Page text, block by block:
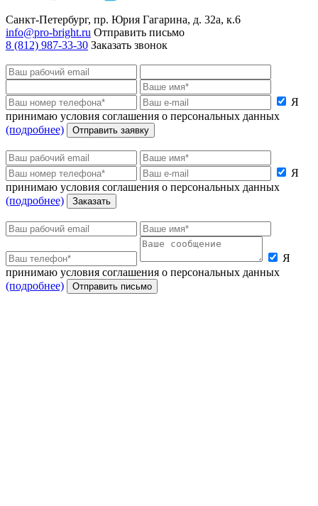
Санкт-Петербург, пр. Юрия Гагарина, д. 32а, к.6
info@pro-bright.ru Отправить письмо
8 (812) 987-33-30 Заказать звонок
Я
принимаю условия соглашения о персональных данных
(подробнее)
Отправить заявку
Я
принимаю условия соглашения о персональных данных
(подробнее)
Заказать
Я
принимаю условия соглашения о персональных данных
(подробнее)
Отправить письмо